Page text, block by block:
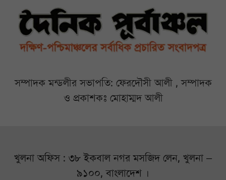
সম্পাদক মন্ডলীর সভাপতি: ফেরদৌসী আলী , সম্পাদক
ও প্রকাশকঃ মোহাম্মদ আলী
খুলনা অফিস : ৩৮ ইকবাল নগর মসজিদ লেন, খুলনা –
৯১০০, বাংলাদেশ ।